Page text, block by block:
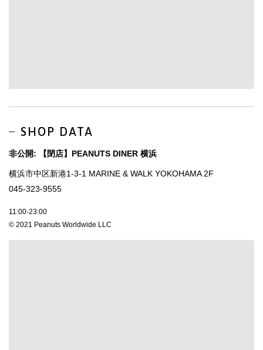
SHOP DATA
非公開: 【閉店】PEANUTS DINER 横浜
横浜市中区新港1-3-1 MARINE & WALK YOKOHAMA 2F
045-323-9555
11:00-23:00
© 2021 Peanuts Worldwide LLC